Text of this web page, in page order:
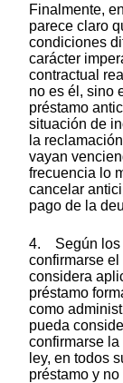
Finalmente,
parece claro
condiciones
carácter
contractual
no es él, sino
préstamo
situación de
la
vayan
frecuencia lo
cancelar
pago de la
4. Según los
confirmarse
considera
préstamo
como
pueda
confirmarse
ley, en todos
préstamo y